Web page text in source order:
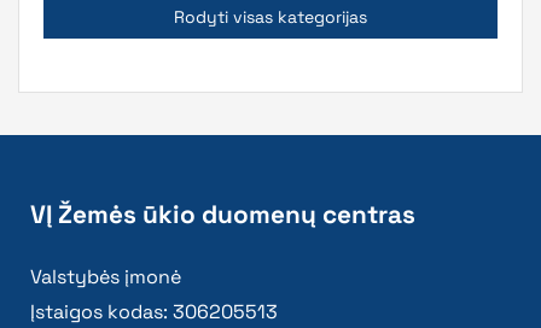
Rodyti visas kategorijas
VĮ Žemės ūkio duomenų centras
Valstybės įmonė
Įstaigos kodas: 306205513